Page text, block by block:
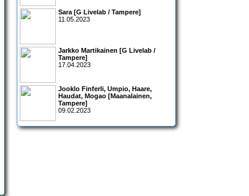
Sara [G Livelab / Tampere]
11.05.2023
Jarkko Martikainen [G Livelab /
Tampere]
17.04.2023
Jooklo Finferli, Umpio, Haare,
Haudat, Mogao [Maanalainen,
Tampere]
09.02.2023